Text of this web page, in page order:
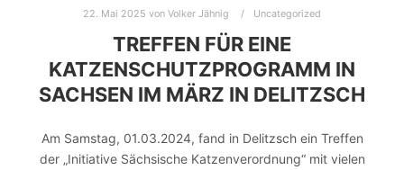
22. Mai 2025 von Volker Jähnig Uncategorized
TREFFEN FÜR EINE
KATZENSCHUTZPROGRAMM IN
SACHSEN IM MÄRZ IN DELITZSCH
Am Samstag, 01.03.2024, fand in Delitzsch ein Treffen
der „Initiative Sächsische Katzenverordnung“ mit vielen